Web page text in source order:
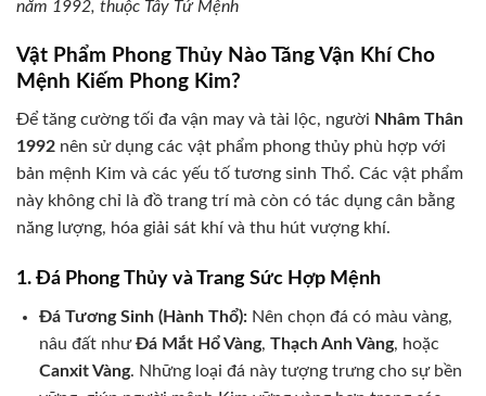
năm 1992, thuộc Tây Tứ Mệnh
Vật Phẩm Phong Thủy Nào Tăng Vận Khí Cho
Mệnh Kiếm Phong Kim?
Để tăng cường tối đa vận may và tài lộc, người Nhâm Thân
1992 nên sử dụng các vật phẩm phong thủy phù hợp với
bản mệnh Kim và các yếu tố tương sinh Thổ. Các vật phẩm
này không chỉ là đồ trang trí mà còn có tác dụng cân bằng
năng lượng, hóa giải sát khí và thu hút vượng khí.
1. Đá Phong Thủy và Trang Sức Hợp Mệnh
Đá Tương Sinh (Hành Thổ):Nên chọn đá có màu vàng,
nâu đất nhưĐá Mắt Hổ Vàng, Thạch Anh Vàng, hoặc
Canxit Vàng. Những loại đá này tượng trưng cho sự bền